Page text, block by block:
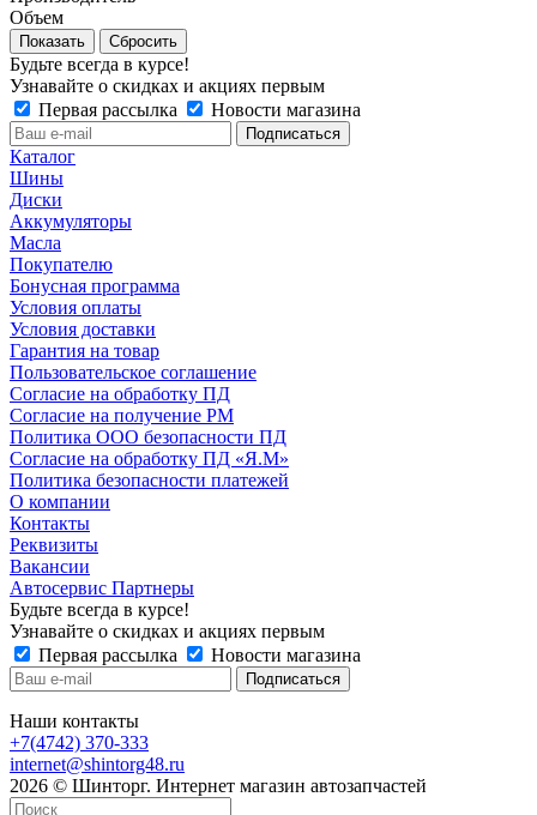
Объем
Сбросить
Будьте всегда в курсе!
Узнавайте о скидках и акциях первым
Первая рассылка
Новости магазина
Каталог
Шины
Диски
Аккумуляторы
Масла
Покупателю
Бонусная программа
Условия оплаты
Условия доставки
Гарантия на товар
Пользовательское соглашение
Согласие на обработку ПД
Согласие на получение РМ
Политика ООО безопасности ПД
Согласие на обработку ПД «Я.М»
Политика безопасности платежей
О компании
Контакты
Реквизиты
Вакансии
Автосервис Партнеры
Будьте всегда в курсе!
Узнавайте о скидках и акциях первым
Первая рассылка
Новости магазина
Наши контакты
+7(4742) 370-333
internet@shintorg48.ru
2026 © Шинторг. Интернет магазин автозапчастей